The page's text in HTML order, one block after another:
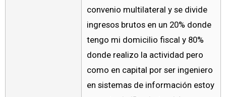
convenio multilateral y se divide
ingresos brutos en un 20% donde
tengo mi domicilio fiscal y 80%
donde realizo la actividad pero
como en capital por ser ingeniero
en sistemas de información estoy